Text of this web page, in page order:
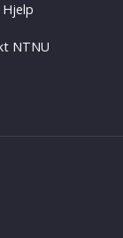
NTNU